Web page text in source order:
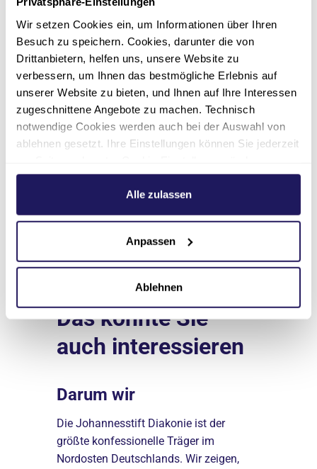
Wir setzen Cookies ein, um Informationen über Ihren
Besuch zu speichern. Cookies, darunter die von
Drittanbietern, helfen uns, unsere Website zu
verbessern, um Ihnen das bestmögliche Erlebnis auf
unserer Website zu bieten, und Ihnen auf Ihre Interessen
zugeschnittene Angebote zu machen. Technisch
notwendige Cookies werden auch bei der Auswahl von
ablehnen gesetzt. Ihre Einstellungen können Sie jederzeit
Weitere Informationen hierzu finden Sie in unserer
.
Alle zulassen
Anpassen
Ablehnen
„Mit Körper und Geist“
08.12.2020
Soziales/Pädagogik/Bildung
20.10.2020
Zur
Weitere Stories
Das könnte Sie
auch interessieren
Darum wir
Die Johannesstift Diakonie ist der
größte konfessionelle Träger im
Nordosten Deutschlands. Wir zeigen,